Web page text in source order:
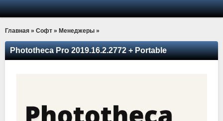
Главная » Софт » Менеджеры »
Phototheca Pro 2019.16.2.2772 + Portable